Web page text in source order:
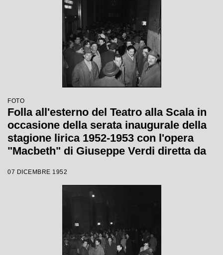
FOTO
Folla all'esterno del Teatro alla Scala in
occasione della serata inaugurale della
stagione lirica 1952-1953 con l'opera
"Macbeth" di Giuseppe Verdi diretta da
Ebert
07 DICEMBRE 1952